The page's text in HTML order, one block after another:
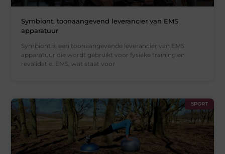
Symbiont, toonaangevend leverancier van EMS
apparatuur
Symbiont is een toonaangevende leverancier van EMS
apparatuur die wordt gebruikt voor fysieke training en
revalidatie. EMS, wat staat voor
SPORT